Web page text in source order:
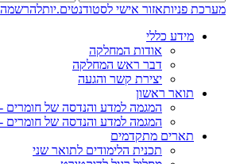
מערכת פניותאזור אישי לסטודנטים.יותלהרשמה
מידע כללי
אודות המחלקה
דבר ראש המחלקה
יצירת קשר והגעה
תואר ראשון
המגמה למדע והנדסה של חומרים
המגמה למדע והנדסה של חומרים
תארים מתקדמים
תכנית הלימודים לתואר שני